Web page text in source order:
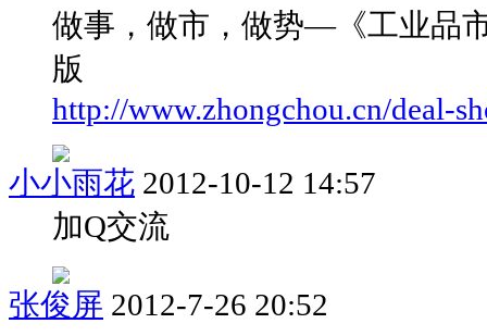
做事，做市，做势—《工业品
版
http://www.zhongchou.cn/deal-
小小雨花 2012-10-12 14:57
加Q交流
张俊屏 2012-7-26 20:52